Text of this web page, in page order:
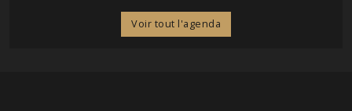
Voir tout l'agenda